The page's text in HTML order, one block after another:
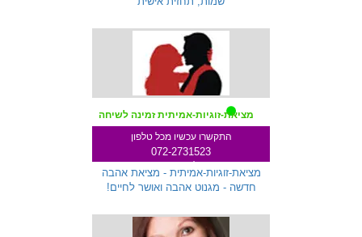
מציאת-זוגיות-אמיתית זמינה לשיחה
התקשרו עכשיו מכל טלפון
072-2731523
מציאת-זוגיות-אמיתית - מציאת אהבה
חדשה - מגנוט אהבה ואושר לחיים!